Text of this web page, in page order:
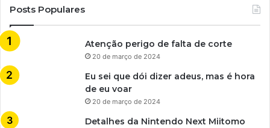
Posts Populares
Atenção perigo de falta de corte
20 de março de 2024
Eu sei que dói dizer adeus, mas é hora
de eu voar
20 de março de 2024
Detalhes da Nintendo Next Miitomo